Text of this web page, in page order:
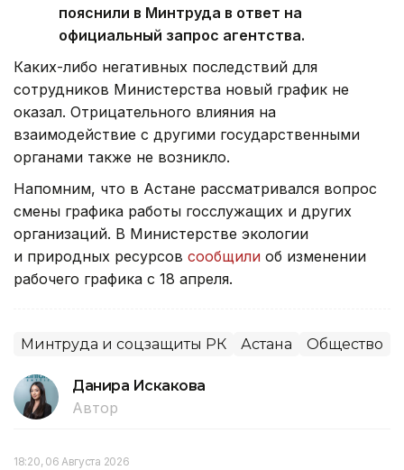
пояснили в Минтруда в ответ на
официальный запрос агентства.
Каких-либо негативных последствий для
сотрудников Министерства новый график не
оказал. Отрицательного влияния на
взаимодействие с другими государственными
органами также не возникло.
Напомним, что в Астане рассматривался вопрос
смены графика работы госслужащих и других
организаций. В Министерстве экологии
и природных ресурсов сообщили об изменении
рабочего графика с 18 апреля.
Минтруда и соцзащиты РК Астана Общество
Данира Искакова
Автор
18:20, 06 Августа 2026